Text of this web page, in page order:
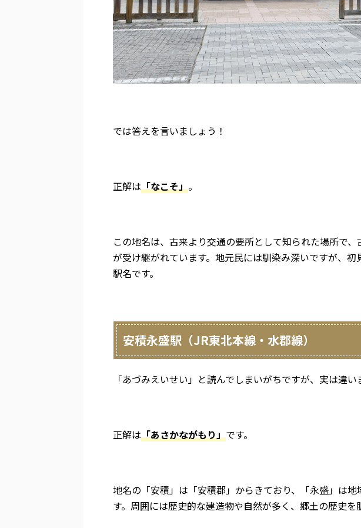
では答えを言いましょう！
正解は「なこそ」。
この地名は、古来より交通の要所として知られた場所で
が受け継がれています。地元民には馴染み深いですが、
駅名です。
安積永盛駅（JR東北本線・水郡線）
「あづみえいせい」と読んでしまいがちですが、実は違い
正解は「あさかながもり」です。
地名の「安積」は「安積郡」からきており、「永盛」は
す。周囲には歴史的な建造物や自然が多く、郷土の歴史を